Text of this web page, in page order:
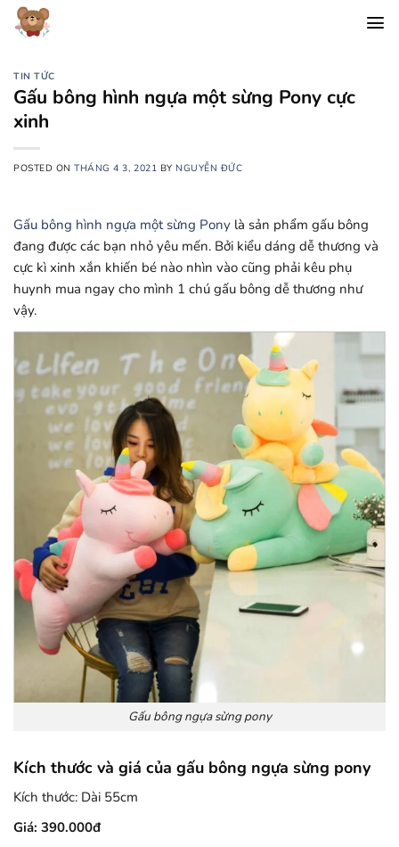
Chuyển
đến
dungTIN TỨC
Gấu bông hình ngựa một sừng Pony cực
xinh
POSTED ONTHÁNG 4 3, 2021 BY NGUYỄN ĐỨC
Gấu bông hình ngựa một sừng Pony là sản phẩm gấu bông
đang được các bạn nhỏ yêu mến. Bởi kiểu dáng dễ thương và
cực kì xinh xắn khiến bé nào nhìn vào cũng phải kêu phụ
huynh mua ngay cho mình 1 chú gấu bông dễ thương như
vậy.
Gấu bông ngựa sừng pony
Kích thước và giá của gấu bông ngựa sừng pony
Kích thước: Dài 55cm
Giá: 390.000đ